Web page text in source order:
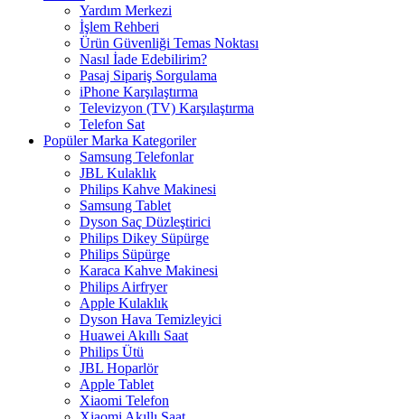
Yardım Merkezi
İşlem Rehberi
Ürün Güvenliği Temas Noktası
Nasıl İade Edebilirim?
Pasaj Sipariş Sorgulama
iPhone Karşılaştırma
Televizyon (TV) Karşılaştırma
Telefon Sat
Popüler Marka Kategoriler
Samsung Telefonlar
JBL Kulaklık
Philips Kahve Makinesi
Samsung Tablet
Dyson Saç Düzleştirici
Philips Dikey Süpürge
Philips Süpürge
Karaca Kahve Makinesi
Philips Airfryer
Apple Kulaklık
Dyson Hava Temizleyici
Huawei Akıllı Saat
Philips Ütü
JBL Hoparlör
Apple Tablet
Xiaomi Telefon